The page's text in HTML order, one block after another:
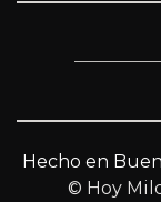
Hecho en
© Hoy